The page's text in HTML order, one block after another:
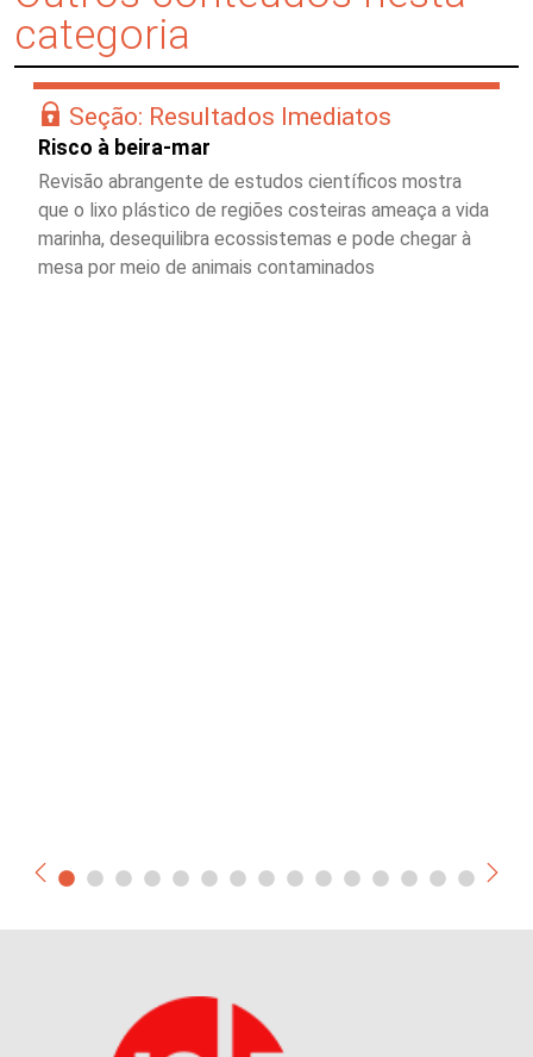
categoria
Seção: Resultados Imediatos
Risco à beira-mar
Revisão abrangente de estudos científicos mostra
que o lixo plástico de regiões costeiras ameaça a vida
marinha, desequilibra ecossistemas e pode chegar à
mesa por meio de animais contaminados